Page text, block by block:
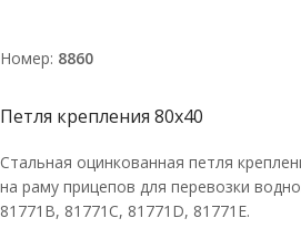
Номер: 8860
Петля крепления 80х40
Стальная оцинкованная петля
на раму прицепов для перевозки
81771В, 81771С, 81771D, 81771E.